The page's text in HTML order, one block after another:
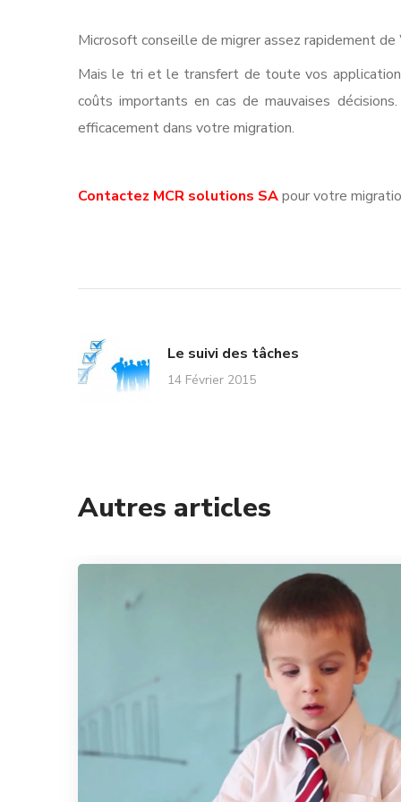
Microsoft conseille de migrer assez rapidement
Mais le tri et le transfert de toute vos
coûts importants en cas de mauvaises
efficacement dans votre migration.
Contactez MCR solutions SApour votre
Le suivi des tâches
14 Février 2015
Autres articles